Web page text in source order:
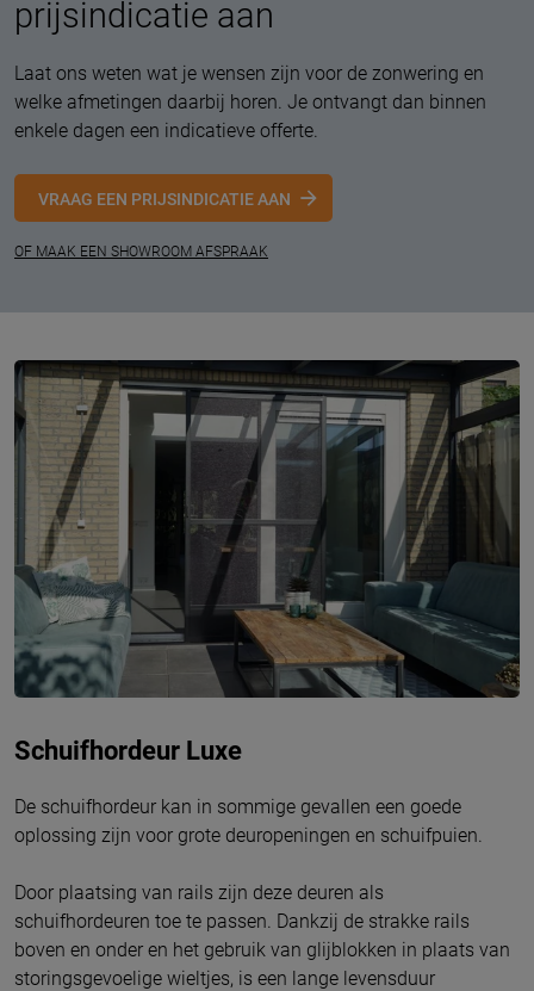
prijsindicatie aan
Laat ons weten wat je wensen zijn voor de zonwering en
welke afmetingen daarbij horen. Je ontvangt dan binnen
enkele dagen een indicatieve offerte.
VRAAG EEN PRIJSINDICATIE AAN
OF MAAK EEN SHOWROOM AFSPRAAK
Schuifhordeur Luxe
De schuifhordeur kan in sommige gevallen een goede
oplossing zijn voor grote deuropeningen en schuifpuien.
Door plaatsing van rails zijn deze deuren als
schuifhordeuren toe te passen. Dankzij de strakke rails
boven en onder en het gebruik van glijblokken in plaats van
storingsgevoelige wieltjes, is een lange levensduur